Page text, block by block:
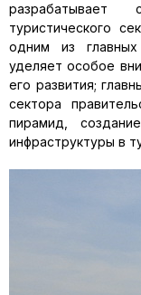
разрабатывает
туристического
одним из главных
уделяет особое
его развития;
сектора
пирамид,
инфраструктуры в